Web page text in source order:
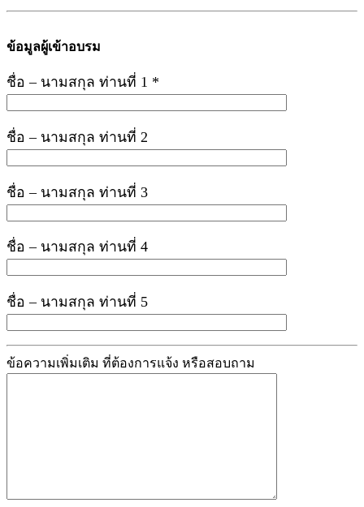
ข้อมูลผู้เข้าอบรม
ชื่อ – นามสกุล ท่านที่ 1 *
ชื่อ – นามสกุล ท่านที่ 2
ชื่อ – นามสกุล ท่านที่ 3
ชื่อ – นามสกุล ท่านที่ 4
ชื่อ – นามสกุล ท่านที่ 5
ข้อความเพิ่มเติม ที่ต้องการแจ้ง หรือสอบถาม